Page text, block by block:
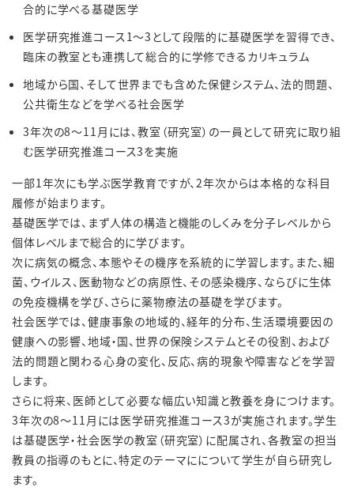
合的に学べる基礎医学
医学研究推進コース1～3として段階的に基礎医学を習得でき、
臨床の教室とも連携して総合的に学修できるカリキュラム
地域から国、そして世界までも含めた保健システム、法的問題、
公共衛生などを学べる社会医学
3年次の8～11月には、教室（研究室）の一員として研究に取り組
む医学研究推進コース3を実施
一部1年次にも学ぶ医学教育ですが、2年次からは本格的な科目
履修が始まります。
基礎医学では、まず人体の構造と機能のしくみを分子レベルから
個体レベルまで総合的に学びます。
次に病気の概念、本態やその機序を系統的に学習します。また、細
菌、ウイルス、医動物などの病原性、その感染機序、ならびに生体
の免疫機構を学び、さらに薬物療法の基礎を学びます。
社会医学では、健康事象の地域的、経年的分布、生活環境要因の
健康への影響、地域・国、世界の保険システムとその役割、および
法的問題と関わる心身の変化、反応、病的現象や障害などを学習
します。
さらに将来、医師として必要な幅広い知識と教養を身につけます。
3年次の8～11月には医学研究推進コース3が実施されます。学生
は基礎医学・社会医学の教室（研究室）に配属され、各教室の担当
教員の指導のもとに、特定のテーマにについて学生が自ら研究し
ます。